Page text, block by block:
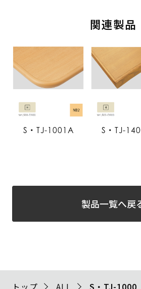
関連製品
S・TJ-1001A S・TJ-
製品一覧へ戻
トップ ALL S・TJ-1000